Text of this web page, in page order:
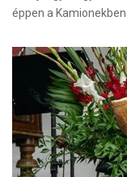
éppen a Kamionekben